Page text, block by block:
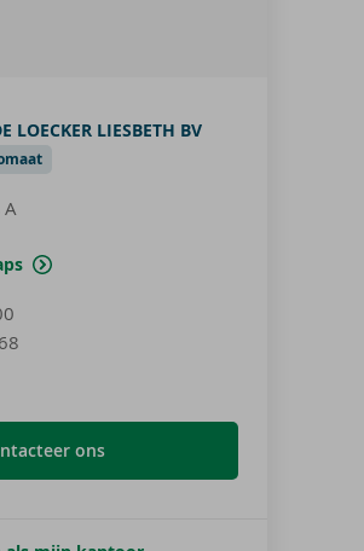
LOECKER LIESBETH BV
A
ons